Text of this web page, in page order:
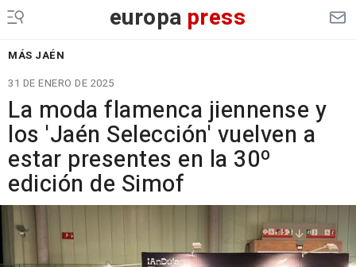
europa press
MÁS JAÉN
31 DE ENERO DE 2025
La moda flamenca jiennense y
los 'Jaén Selección' vuelven a
estar presentes en la 30º
edición de Simof